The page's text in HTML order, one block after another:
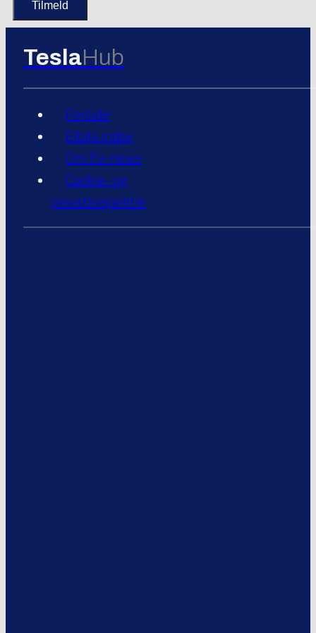
TeslaHub
Forside
Elbils index
Om Ev-news
Cookie- og
privatlivspolitik